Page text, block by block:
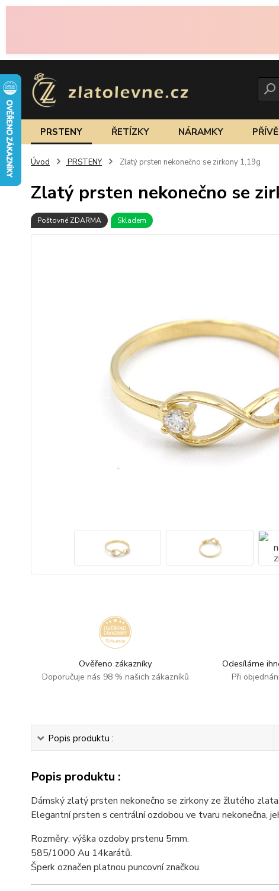
PRSTENY ŘETÍZKY NÁRAMKY
Úvod PRSTENY Zlatý prsten nekonečno se zirkony 1,19g
Zlatý prsten nekonečno se
Poštovné ZDARMA Skladem
Ověřeno zákazníky
Doporučuje nás 98 % našich zákazníků
Odesíláme
Při
Popis produktu :
Popis produktu :
Dámský zlatý prsten nekonečno se zirkony ze žlutého zlata.
Elegantní prsten s centrální ozdobou ve tvaru nekonečna,
Rozměry: výška ozdoby prstenu 5mm.
585/1000 Au 14karátů.
Šperk označen platnou puncovní značkou.